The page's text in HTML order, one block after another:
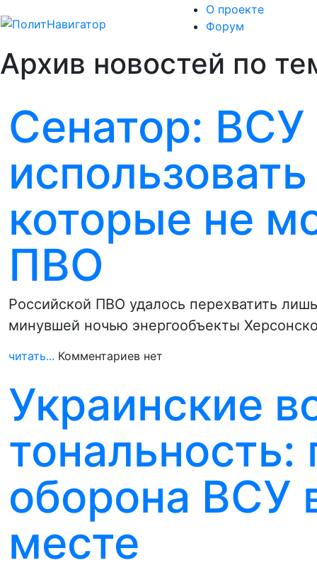
О проекте
Форум
Архив новостей по
Сенатор:
которые не
ПВО
Российской ПВО удалось перехватить
минувшей ночью энергообъекты
читать... Комментариев нет
Украинские
тональность:
оборона ВСУ
месте